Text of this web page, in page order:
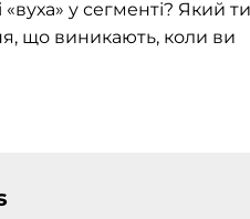
у сегменті? Який
що виникають, коли ви